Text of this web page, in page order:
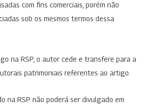
com fins comerciais, porém não
sob os mesmos termos dessa
na RSP, o autor cede e transfere para a
patrimoniais referentes ao artigo.
na RSP não poderá ser divulgado em